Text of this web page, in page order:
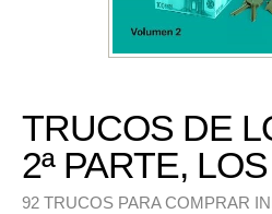
TRUCOS DE
2ª PARTE, LOS
92 TRUCOS PARA COMPRAR